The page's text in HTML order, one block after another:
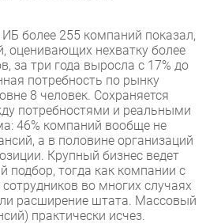
более 255 компаний показал,
оценивающих нехватку более
за три года выросла с 17% до
потребность по рынку
8 человек. Сохраняется
потребностями и реальными
46% компаний вообще не
а в половине организаций
Крупный бизнес ведет
подбор, тогда как компании с
во многих случаях
расширение штата. Массовый
практически исчез.